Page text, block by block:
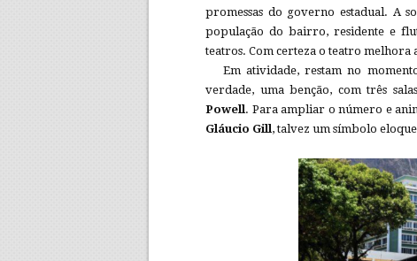
promessas do governo estadual. A
população do bairro, residente e
teatros. Com certeza o teatro melhora
Em atividade, restam no
verdade, uma benção, com três
Powell. Para ampliar o número e
Gláucio Gill, talvez um símbolo